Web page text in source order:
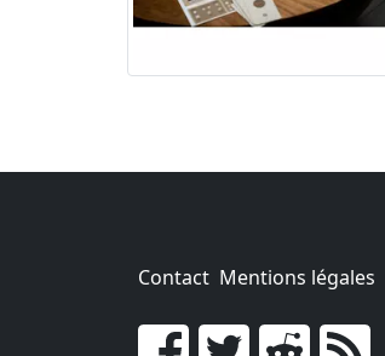
Contact Mentions légales